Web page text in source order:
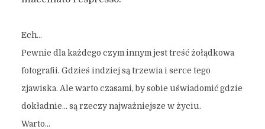
Ech…
Pewnie dla każdego czym innym jest treść żołądkowa
fotografii. Gdzieś indziej są trzewia i serce tego
zjawiska. Ale warto czasami, by sobie uświadomić gdzie
dokładnie… są rzeczy najważniejsze w życiu.
Warto…